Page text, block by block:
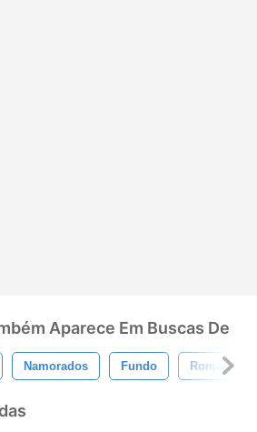
Aparece Em Buscas De
Namorados Fundo Romântico